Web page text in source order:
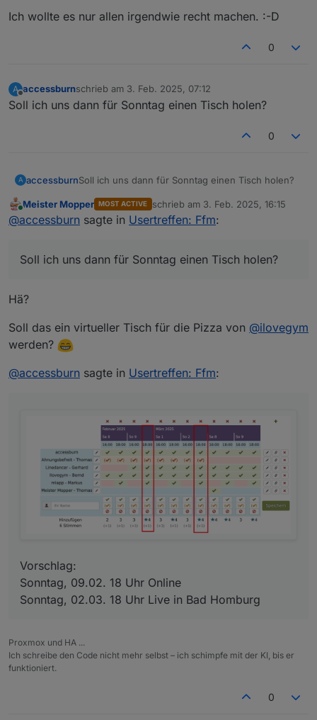
Ich wollte es nur allen irgendwie recht machen. :-D
0
A
Offline
accessburnschrieb am 3. Feb. 2025, 07:12
zuletzt editiert von
Soll ich uns dann für Sonntag einen Tisch holen?
0
A accessburnSoll ich uns dann für Sonntag einen Tisch holen?
Meister Mopper MOST ACTIVE schrieb am 3. Feb. 2025, 16:15
zuletzt editiert von
@accessburn sagte in Usertreffen: Ffm:
Soll ich uns dann für Sonntag einen Tisch holen?
Hä?
Soll das ein virtueller Tisch für die Pizza von @ilovegym
werden?
@accessburn sagte in Usertreffen: Ffm:
Vorschlag:
Sonntag, 09.02. 18 Uhr Online
Sonntag, 02.03. 18 Uhr Live in Bad Homburg
Proxmox und HA ...
Ich schreibe den Code nicht mehr selbst – ich schimpfe mit der KI, bis er
funktioniert.
0